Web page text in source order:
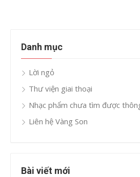
Danh mục
Lời ngỏ
Thư viện giai thoại
Nhạc phẩm chưa tìm được
Liên hệ Vàng Son
Bài viết mới